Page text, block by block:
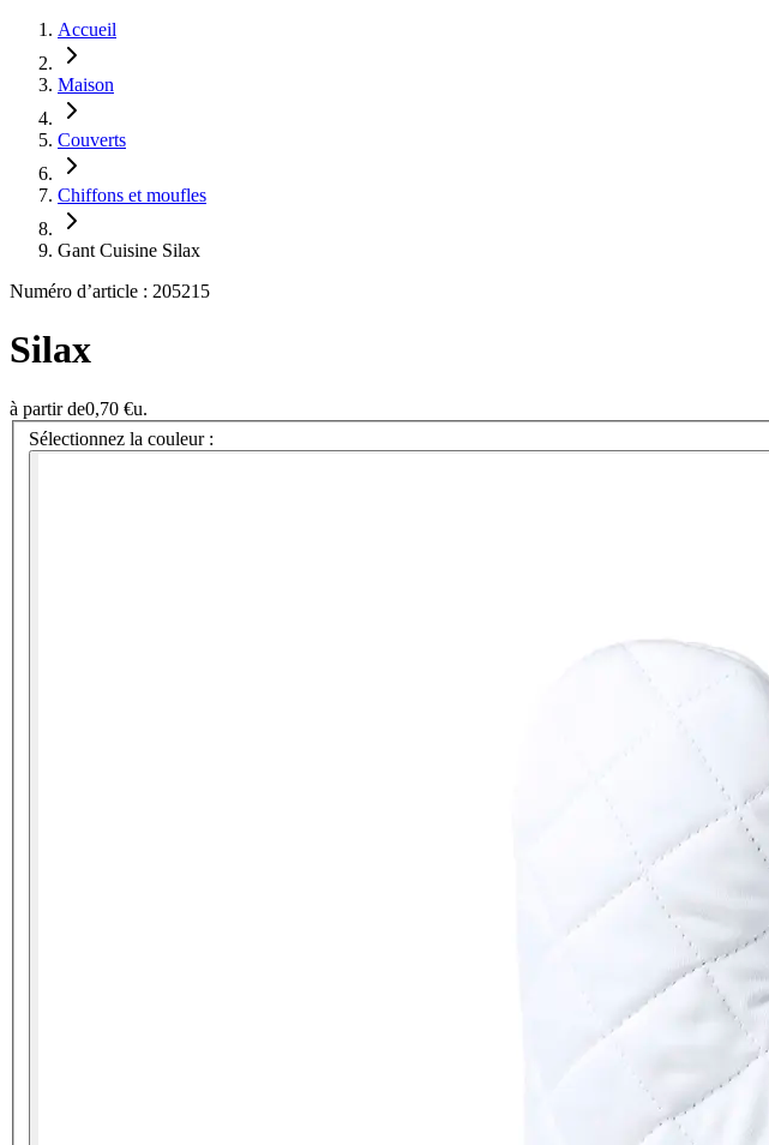
Accueil
Maison
Couverts
Chiffons et moufles
Gant Cuisine Silax
Numéro d’article : 205215
Silax
à partir de0,70 €u.
Sélectionnez la couleur :